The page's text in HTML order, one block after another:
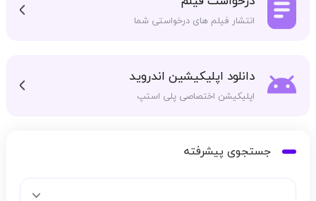
انتشار فیلم های درخواستی شما
دانلود اپلیکیشین اندروید
اپلیکیشن اختصاصی پلی استپ
جستجوی پیشرفته